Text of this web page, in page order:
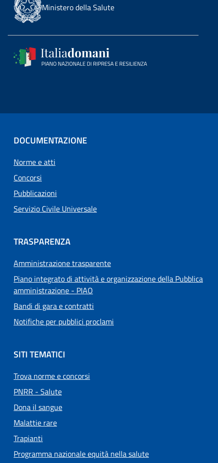
Ministero della Salute
DOCUMENTAZIONE
Norme e atti
Concorsi
Pubblicazioni
Servizio Civile Universale
TRASPARENZA
Amministrazione trasparente
Piano integrato di attività e organizzazione della Pubblica
amministrazione - PIAO
Bandi di gara e contratti
Notifiche per pubblici proclami
SITI TEMATICI
Trova norme e concorsi
PNRR - Salute
Dona il sangue
Malattie rare
Trapianti
Programma nazionale equità nella salute